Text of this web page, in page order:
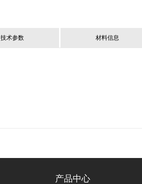
技术参数 材料信息
产品中心